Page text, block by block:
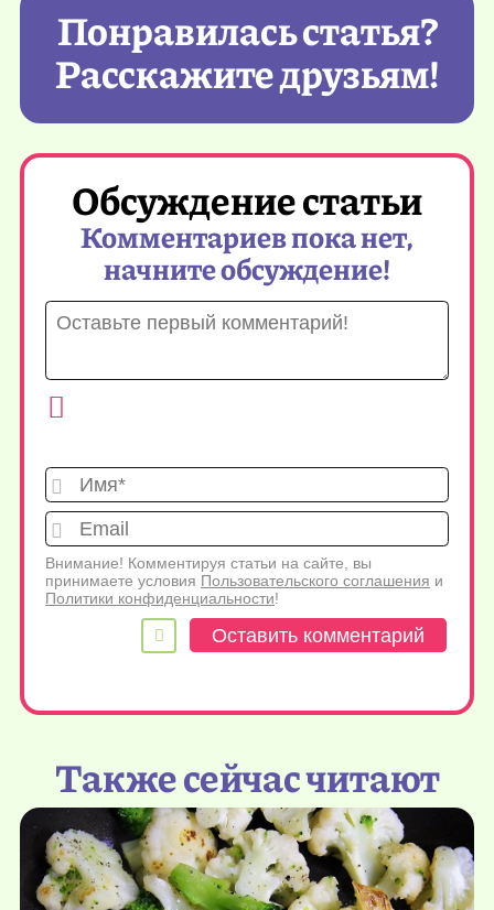
Понравилась статья?
Расскажите друзьям!
Обсуждение статьи
Комментариев пока нет,
начните обсуждение!
Имя*
Внимание! Комментируя статьи на сайте, вы
принимаете условия Пользовательского соглашения и
Политики конфиденциальности!
Также сейчас читают